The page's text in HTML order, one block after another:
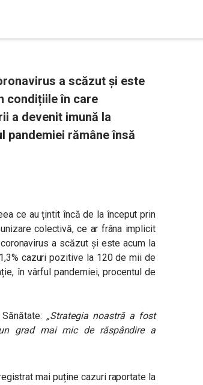
a scăzut și este
condițiile în care
a devenit imună la
pandemiei rămâne însă
ce au țintit încă de la început prin
colectivă, ce ar frâna implicit
a scăzut și este acum la
cazuri pozitive la 120 de mii de
în vârful pandemiei, procentul de
„Strategia noastră a fost
grad mai mic de răspândire a
mai puține cazuri raportate la